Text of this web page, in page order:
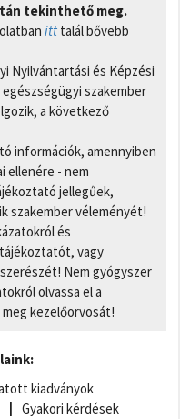
tekinthető meg.
itt talál bővebb
Nyilvántartási és Képzési
szakember
a következő
információk, amennyiben
ellenére - nem
jellegűek,
szakember véleményét!
és
vagy
Nem gyógyszer
olvassa el a
kezelőorvosát!
kiadványok
Gyakori kérdések